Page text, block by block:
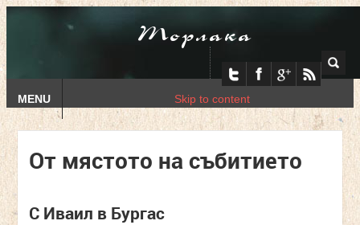
Торлака
MENU Skip to content
От мястото на събитието
С Иваил в Бургас